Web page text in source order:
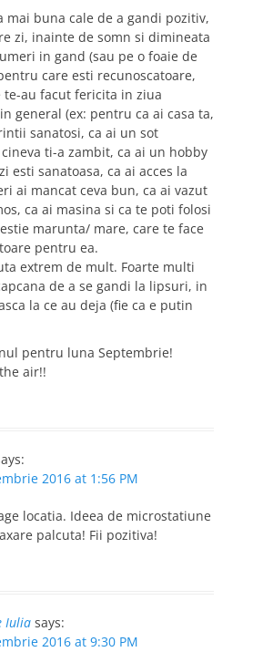
mai buna cale de a gandi pozitiv,
zi, inainte de somn si dimineata
in gand (sau pe o foaie de
care esti recunoscatoare,
au facut fericita in ziua
general (ex: pentru ca ai casa ta,
sanatosi, ca ai un sot
ti-a zambit, ca ai un hobby
esti sanatoasa, ca ai acces la
ai mancat ceva bun, ca ai vazut
ca ai masina si ca te poti folosi
marunta/ mare, care te face
pentru ea.
extrem de mult. Foarte multi
de a se gandi la lipsuri, in
la ce au deja (fie ca e putin
pentru luna Septembrie!
air!!
2016 at 1:56 PM
locatia. Ideea de microstatiune
palcuta! Fii pozitiva!
Iulia says:
2016 at 9:30 PM